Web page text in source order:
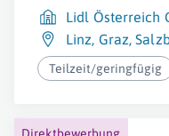
Lidl Österreich
Linz, Graz,
Teilzeit/geringfügig